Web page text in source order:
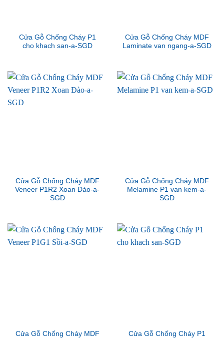
Cửa Gỗ Chống Cháy P1
cho khach san-a-SGD
Cửa Gỗ Chống Cháy MDF
Laminate van ngang-a-SGD
Cửa Gỗ Chống Cháy MDF
Veneer P1R2 Xoan Đào-a-
SGD
Cửa Gỗ Chống Cháy MDF
Melamine P1 van kem-a-
SGD
Cửa Gỗ Chống Cháy MDF Cửa Gỗ Chống Cháy P1